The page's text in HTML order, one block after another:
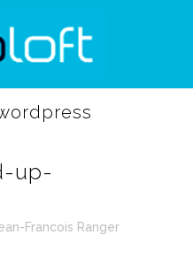
up-
Francois Ranger